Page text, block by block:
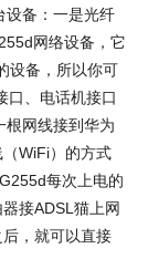
设备：一是光纤
网络设备，它
设备，所以你可
口、电话机接口
根网线接到华为
WiFi）的方式
每次上电的
接ADSL猫上网
，就可以直接